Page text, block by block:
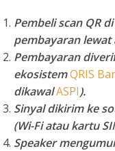
Pembeli scan QRdi
pembayaran lewat
Pembayaran
ekosistemQRIS
dikawalASPI).
Sinyal dikirim ke
(Wi-Fi atau kartu
Speaker